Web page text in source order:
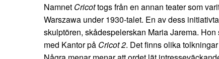
Namnet Cricottogs från en annan teater som
Warszawa under 1930-talet. En av dess
skulptören, skådespelerskan Maria Jarema.
med Kantor på Cricot 2. Det finns olika